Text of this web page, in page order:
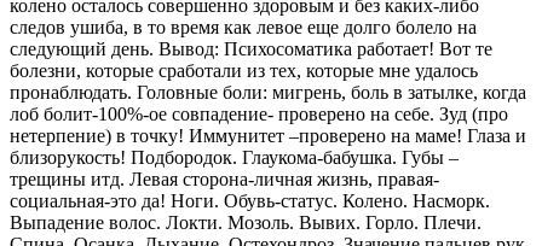
колено осталось совершенно здоровым и без каких-либо
следов ушиба, в то время как левое еще долго болело на
следующий день. Вывод: Психосоматика работает! Вот те
болезни, которые сработали из тех, которые мне удалось
пронаблюдать. Головные боли: мигрень, боль в затылке, когда
лоб болит-100%-ое совпадение- проверено на себе. Зуд (про
нетерпение) в точку! Иммунитет –проверено на маме! Глаза и
близорукость! Подбородок. Глаукома-бабушка. Губы –
трещины итд. Левая сторона-личная жизнь, правая-
социальная-это да! Ноги. Обувь-статус. Колено. Насморк.
Выпадение волос. Локти. Мозоль. Вывих. Горло. Плечи.